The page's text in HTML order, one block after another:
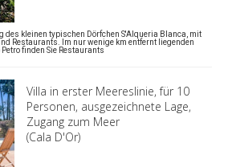
des kleinen typischen Dörfchen S'Alqueria Blanca, mit
Restaurants. Im nur wenige km entfernt liegenden
finden Sie Restaurants
Villa in erster Meereslinie, für 10
Personen, ausgezeichnete Lage,
Zugang zum Meer
(Cala D'Or)